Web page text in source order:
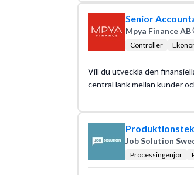
Senior
Mpya Finance AB
Controller
Vill du utveckla den
central länk mellan kunder
Job Solution
Processingenjör